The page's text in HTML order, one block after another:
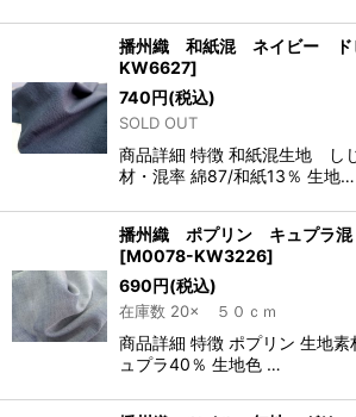
播州織 和紙混 ネイビー ド
KW6627]
740円(税込)
SOLD OUT
商品詳細 特徴 和紙混生地 し
材・混率 綿87/和紙13％ 生地…
播州織 ポプリン キュプラ
[M0078-KW3226]
690円(税込)
在庫数 20× ５０ｃｍ
商品詳細 特徴 ポプリン 生地
ュプラ40％ 生地色 …